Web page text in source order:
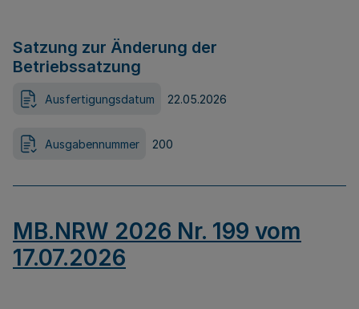
Satzung zur Änderung der
Betriebssatzung
Ausfertigungsdatum 22.05.2026
Ausgabennummer 200
MB.NRW 2026 Nr. 199 vom
17.07.2026